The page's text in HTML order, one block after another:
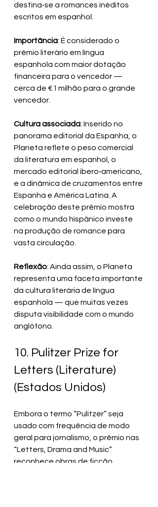
destina‑se a romances inéditos
escritos em espanhol.
Importância: É considerado o
prêmio literário em língua
espanhola com maior dotação
financeira para o vencedor —
cerca de €1 milhão para o grande
vencedor.
Cultura associada: Inserido no
panorama editorial da Espanha, o
Planeta reflete o peso comercial
da literatura em espanhol, o
mercado editorial ibero‑americano,
e a dinâmica de cruzamentos entre
Espanha e América Latina. A
celebração deste prêmio mostra
como o mundo hispânico investe
na produção de romance para
vasta circulação.
Reflexão: Ainda assim, o Planeta
representa uma faceta importante
da cultura literária de língua
espanhola — que muitas vezes
disputa visibilidade com o mundo
anglófono.
10. Pulitzer Prize for
Letters (Literature)
(Estados Unidos)
Embora o termo “Pulitzer” seja
usado com frequência de modo
geral para jornalismo, o prêmio nas
“Letters, Drama and Music”
reconhece obras de ficção,